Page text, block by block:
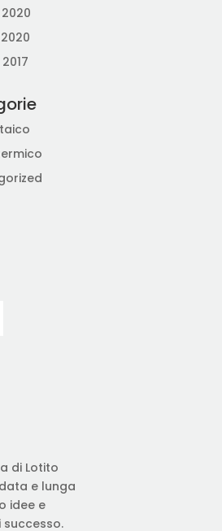
di Lotito
e lunga
idee e